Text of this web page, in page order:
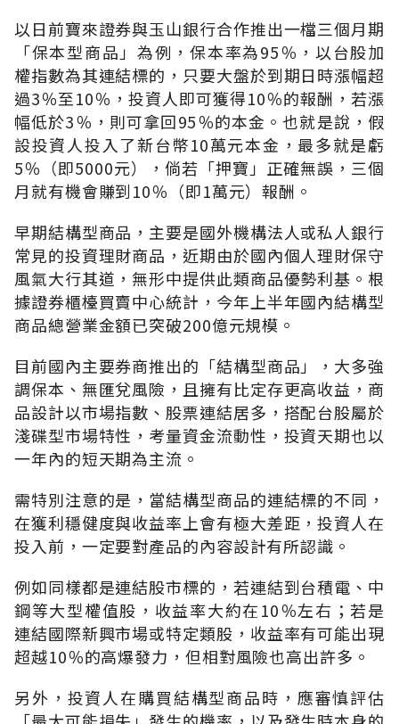
以日前寶來證券與玉山銀行合作推出一檔三個月期
「保本型商品」為例，保本率為95％，以台股加
權指數為其連結標的，只要大盤於到期日時漲幅超
過3％至10％，投資人即可獲得10％的報酬，若漲
幅低於3％，則可拿回95％的本金。也就是說，假
設投資人投入了新台幣10萬元本金，最多就是虧
5％（即5000元），倘若「押寶」正確無誤，三個
月就有機會賺到10％（即1萬元）報酬。
早期結構型商品，主要是國外機構法人或私人銀行
常見的投資理財商品，近期由於國內個人理財保守
風氣大行其道，無形中提供此類商品優勢利基。根
據證券櫃檯買賣中心統計，今年上半年國內結構型
商品總營業金額已突破200億元規模。
目前國內主要券商推出的「結構型商品」，大多強
調保本、無匯兌風險，且擁有比定存更高收益，商
品設計以市場指數、股票連結居多，搭配台股屬於
淺碟型市場特性，考量資金流動性，投資天期也以
一年內的短天期為主流。
需特別注意的是，當結構型商品的連結標的不同，
在獲利穩健度與收益率上會有極大差距，投資人在
投入前，一定要對產品的內容設計有所認識。
例如同樣都是連結股市標的，若連結到台積電、中
鋼等大型權值股，收益率大約在10％左右；若是
連結國際新興市場或特定類股，收益率有可能出現
超越10％的高爆發力，但相對風險也高出許多。
另外，投資人在購買結構型商品時，應審慎評估